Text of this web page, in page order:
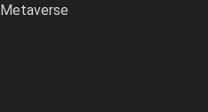
Metaverse